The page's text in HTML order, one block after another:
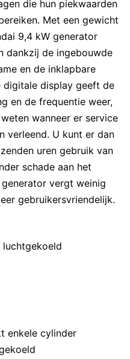
die hun piekwaarden
Met een gewicht
9,4 kW generator
dankzij de ingebouwde
en de inklapbare
digitale display geeft de
en de frequentie weer,
wanneer er service
verleend. U kunt er dan
uren gebruik van
schade aan het
vergt weinig
gebruikersvriendelijk.
enkele cylinder